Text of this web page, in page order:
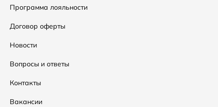
Сумки
Аксессуары
Распродажа
Подарочные сертификаты
Как оформить заказ
Условия возвратов
Таблица размеров
Уход за одеждой
Программа лояльности
Договор оферты
Новости
Вопросы и ответы
Контакты
Вакансии